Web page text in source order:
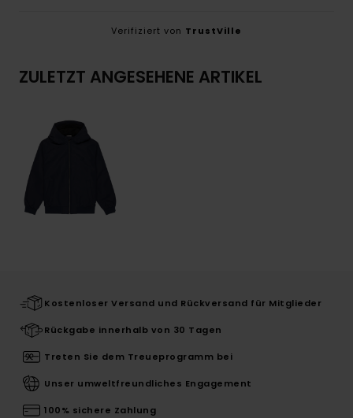
Verifiziert von TrustVille
ZULETZT ANGESEHENE ARTIKEL
Kostenloser Versand und Rückversand für Mitglieder
Rückgabe innerhalb von 30 Tagen
Treten Sie dem Treueprogramm bei
Unser umweltfreundliches Engagement
100% sichere Zahlung